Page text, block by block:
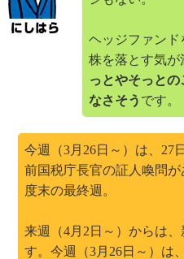
ヘッジファンド
株を落とす気が
っとやそっと
なさそう です。
今週（3月26日～）は、27
前国税庁長官の証人喚問
度末の最終週。
来週（4月2日～）からは、
す。今週（3月26日～）は